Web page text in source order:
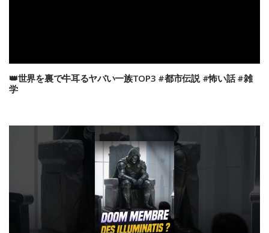
👑世界を裏で牛耳るヤバい一族TOP3 #都市伝説 #怖い話 #雑
学